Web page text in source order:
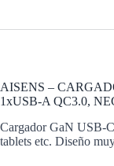
AISENS –
1xUSB-A QC3.0,
Cargador GaN USB-
tablets etc. Diseño